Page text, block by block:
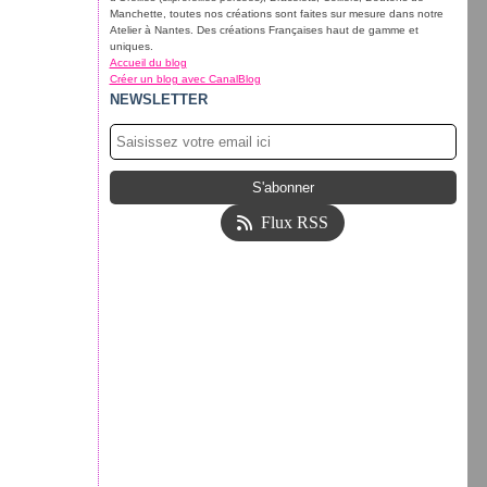
Manchette, toutes nos créations sont faites sur mesure dans notre
Atelier à Nantes. Des créations Françaises haut de gamme et
uniques.
Accueil du blog
Créer un blog avec CanalBlog
NEWSLETTER
Flux RSS